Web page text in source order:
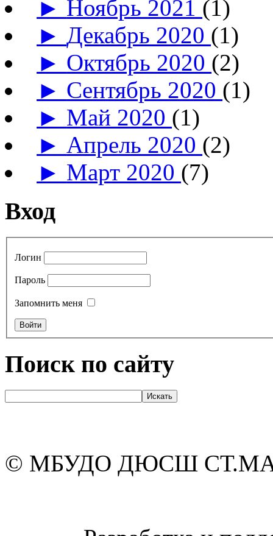
► Ноябрь 2021 (1)
►Декабрь 2020 (1)
► Октябрь 2020 (2)
► Сентябрь 2020 (1)
► Май 2020 (1)
► Апрель 2020 (2)
► Март 2020 (7)
Вход
Логин
Пароль
Запомнить меня
Поиск по сайту
© МБУДО ДЮСШ